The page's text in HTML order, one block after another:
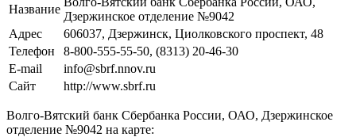
Название
Дзержинское отделение №9042
Адрес
606037, Дзержинск, Циолковского проспект, 48
Телефон
8-800-555-55-50, (8313) 20-46-30
E-mail
info@sbrf.nnov.ru
Сайт
http://www.sbrf.ru
Волго-Вятский банк Сбербанка России, ОАО, Дзержинское
отделение №9042 на карте: